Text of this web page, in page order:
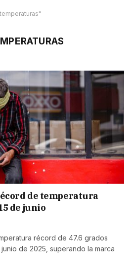
de temperatura
de junio
récord de 47.6 grados
de 2025, superando la marca